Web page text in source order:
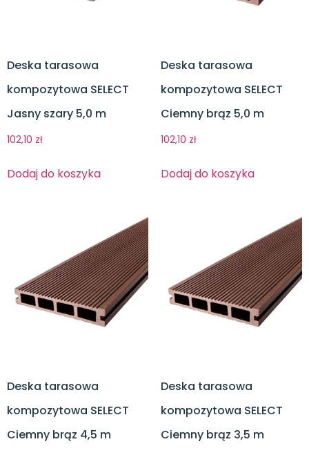
Deska tarasowa
kompozytowa SELECT
Jasny szary 5,0 m
102,10 zł
Dodaj do koszyka
Deska tarasowa
kompozytowa SELECT
Ciemny brąz 5,0 m
102,10 zł
Dodaj do koszyka
Deska tarasowa
kompozytowa SELECT
Ciemny brąz 4,5 m
Deska tarasowa
kompozytowa SELECT
Ciemny brąz 3,5 m